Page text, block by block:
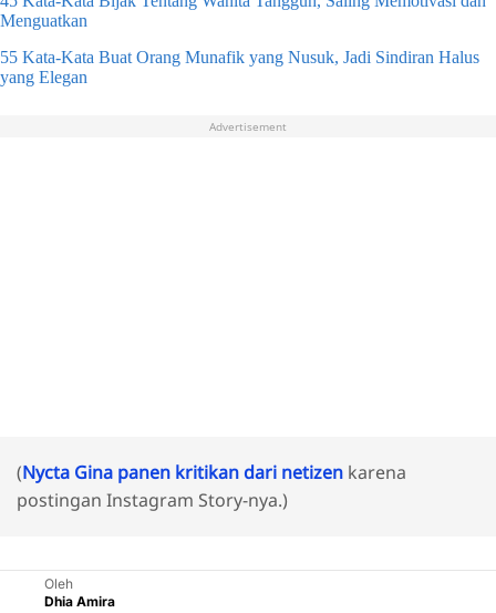
Menguatkan
55 Kata-Kata Buat Orang Munafik yang Nusuk, Jadi Sindiran Halus
yang Elegan
Advertisement
(Nycta Gina panen kritikan dari netizen karena
postingan Instagram Story-nya.)
Oleh
Dhia Amira